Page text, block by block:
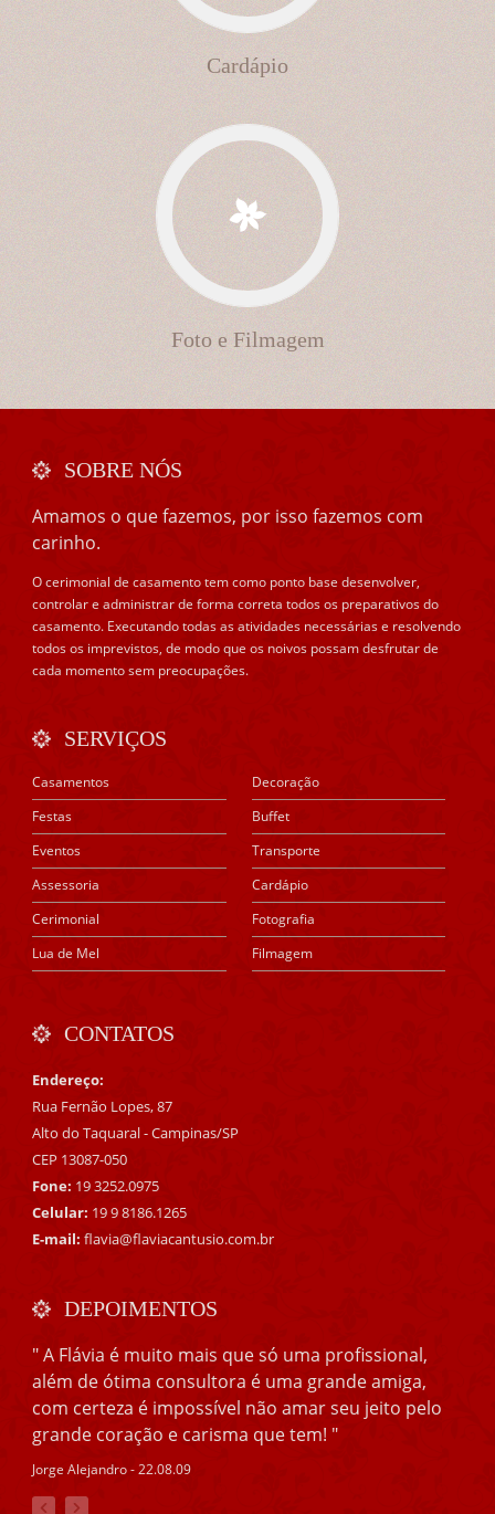
Cardápio
Foto e Filmagem
SOBRE NÓS
Amamos o que fazemos, por isso fazemos com
carinho.
O cerimonial de casamento tem como ponto base desenvolver,
controlar e administrar de forma correta todos os preparativos do
casamento. Executando todas as atividades necessárias e resolvendo
todos os imprevistos, de modo que os noivos possam desfrutar de
cada momento sem preocupações.
SERVIÇOS
Casamentos
Festas
Eventos
Assessoria
Cerimonial
Lua de Mel
Decoração
Buffet
Transporte
Cardápio
Fotografia
Filmagem
CONTATOS
Endereço:
Rua Fernão Lopes, 87
Alto do Taquaral - Campinas/SP
CEP 13087-050
Fone: 19 3252.0975
Celular: 19 9 8186.1265
E-mail: flavia@flaviacantusio.com.br
DEPOIMENTOS
" A Flávia é muito mais que só uma profissional,
além de ótima consultora é uma grande amiga,
com certeza é impossível não amar seu jeito pelo
grande coração e carisma que tem! "
Jorge Alejandro - 22.08.09